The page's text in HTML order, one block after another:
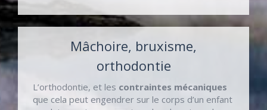
Mâchoire, bruxisme,
orthodontie
L’orthodontie, et les contraintes mécaniques
que cela peut engendrer sur le corps d’un enfant